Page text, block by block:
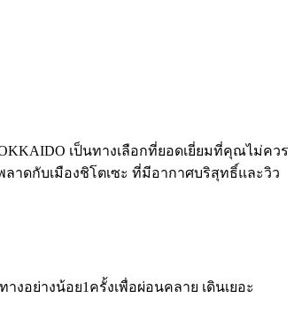
เป็นทางเลือกที่ยอดเยี่ยมที่คุณไม่ควร
าดกับเมืองชิโตเซะ ที่มีอากาศบริสุทธิ์และวิว
งอย่างน้อย1ครั้งเพื่อผ่อนคลาย เดินเยอะ